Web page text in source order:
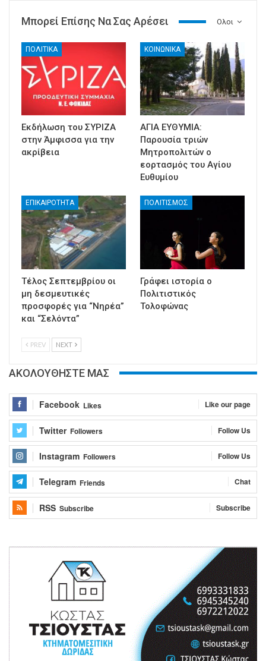
Ολοι
Μπορεί Επίσης Να Σας Αρέσει
ΠΟΛΙΤΙΚΑ
Εκδήλωση του ΣΥΡΙΖΑ
στην Άμφισσα για την
ακρίβεια
ΚΟΙΝΩΝΙΚΑ
ΑΓΙΑ ΕΥΘΥΜΙΑ:
Παρουσία τριών
Μητροπολιτών ο
εορτασμός του Αγίου
Ευθυμίου
ΕΠΙΚΑΙΡΟΤΗΤΑ
Τέλος Σεπτεμβρίου οι
μη δεσμευτικές
προσφορές για “Νηρέα”
και “Σελόντα”
ΠΟΛΙΤΙΣΜΟΣ
Γράφει ιστορία ο
Πολιτιστικός
Τολοφώνας
PREV NEXT
ΑΚΟΛΟΥΘΗΣΤΕ ΜΑΣ
Facebook Likes Like our page
Twitter Followers Follow Us
Instagram Followers Follow Us
Telegram Friends Chat
RSS Subscribe Subscribe